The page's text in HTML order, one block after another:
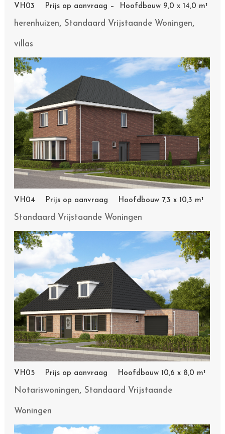
VH03 Prijs op aanvraag – Hoofdbouw 9,0 x 14,0 m¹
herenhuizen,Standaard Vrijstaande Woningen,
villas
VH04 Prijs op aanvraag Hoofdbouw 7,3 x 10,3 m¹
Standaard Vrijstaande Woningen
VH05 Prijs op aanvraag Hoofdbouw 10,6 x 8,0 m¹
Notariswoningen,Standaard Vrijstaande
Woningen